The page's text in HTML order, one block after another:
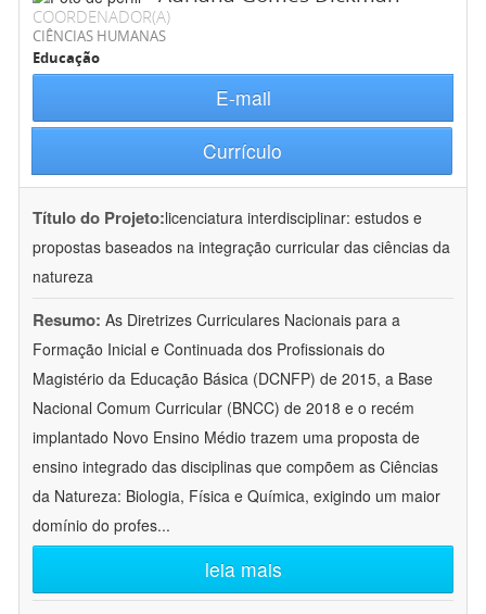
COORDENADOR(A)
CIÊNCIAS HUMANAS
Educação
E-mail
Currículo
Título do Projeto:licenciatura interdisciplinar: estudos e
propostas baseados na integração curricular das ciências da
natureza
Resumo: As Diretrizes Curriculares Nacionais para a
Formação Inicial e Continuada dos Profissionais do
Magistério da Educação Básica (DCNFP) de 2015, a Base
Nacional Comum Curricular (BNCC) de 2018 e o recém
implantado Novo Ensino Médio trazem uma proposta de
ensino integrado das disciplinas que compõem as Ciências
da Natureza: Biologia, Física e Química, exigindo um maior
domínio do profes...
leia mais